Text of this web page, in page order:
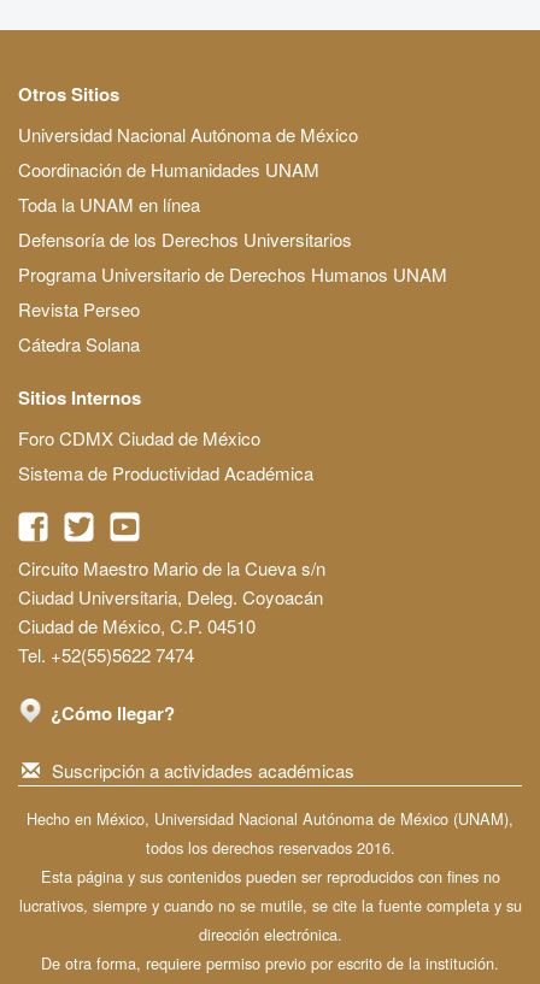
Otros Sitios
Universidad Nacional Autónoma de México
Coordinación de Humanidades UNAM
Toda la UNAM en línea
Defensoría de los Derechos Universitarios
Programa Universitario de Derechos Humanos UNAM
Revista Perseo
Cátedra Solana
Sitios Internos
Foro CDMX Ciudad de México
Sistema de Productividad Académica
Circuito Maestro Mario de la Cueva s/n
Ciudad Universitaria, Deleg. Coyoacán
Ciudad de México, C.P. 04510
Tel. +52(55)5622 7474
¿Cómo llegar?
Suscripción a actividades académicas
Hecho en México, Universidad Nacional Autónoma de México (UNAM),
todos los derechos reservados 2016.
Esta página y sus contenidos pueden ser reproducidos con fines no
lucrativos, siempre y cuando no se mutile, se cite la fuente completa y su
dirección electrónica.
De otra forma, requiere permiso previo por escrito de la institución.